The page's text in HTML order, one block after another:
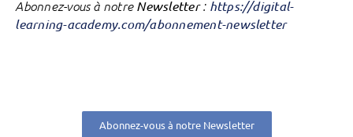
Abonnez-vous à notre Newsletter: https://digital-
learning-academy.com/abonnement-newsletter
Abonnez-vous à notre Newsletter